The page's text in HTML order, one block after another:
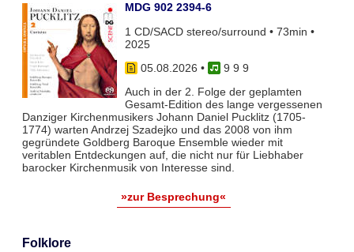
MDG 902 2394-6
1 CD/SACD stereo/surround • 73min •
2025
05.08.2026 •
9 9 9
Auch in der 2. Folge der geplamten
Gesamt-Edition des lange vergessenen
Danziger Kirchenmusikers Johann Daniel Pucklitz (1705-
1774) warten Andrzej Szadejko und das 2008 von ihm
gegründete Goldberg Baroque Ensemble wieder mit
veritablen Entdeckungen auf, die nicht nur für Liebhaber
barocker Kirchenmusik von Interesse sind.
»zur Besprechung«
Folklore